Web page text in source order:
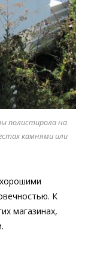
полистирола на
камнями или
К
магазинах,